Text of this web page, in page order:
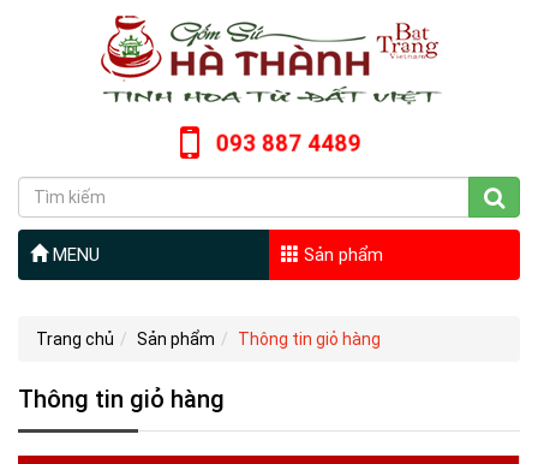
093 887 4489
MENU Sản phẩm
Trang chủ Sản phẩm Thông tin giỏ hàng
Thông tin giỏ hàng